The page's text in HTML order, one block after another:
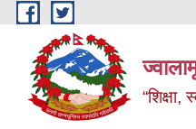
Skip to main content